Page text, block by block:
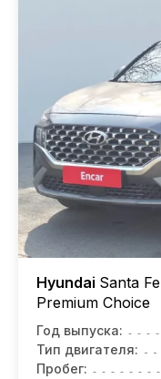
Hyundai Santa Fe
Premium Choice
Год выпуска:
Тип двигателя:
Пробег: